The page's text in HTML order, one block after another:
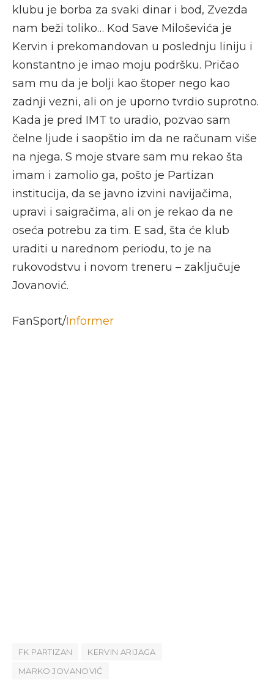
klubu je borba za svaki dinar i bod, Zvezda
nam beži toliko… Kod Save Miloševića je
Kervin i prekomandovan u poslednju liniju i
konstantno je imao moju podršku. Pričao
sam mu da je bolji kao štoper nego kao
zadnji vezni, ali on je uporno tvrdio suprotno.
Kada je pred IMT to uradio, pozvao sam
čelne ljude i saopštio im da ne računam više
na njega. S moje stvare sam mu rekao šta
imam i zamolio ga, pošto je Partizan
institucija, da se javno izvini navijačima,
upravi i saigračima, ali on je rekao da ne
oseća potrebu za tim. E sad, šta će klub
uraditi u narednom periodu, to je na
rukovodstvu i novom treneru – zaključuje
Jovanović.
FanSport/Informer
FK PARTIZAN
KERVIN ARIJAGA
MARKO JOVANOVIĆ